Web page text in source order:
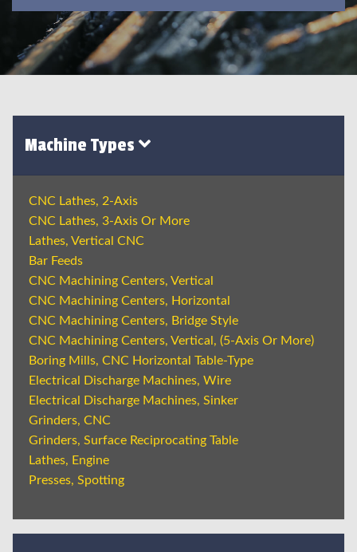
Machine Types
CNC Lathes, 2-Axis
CNC Lathes, 3-Axis Or More
Lathes, Vertical CNC
Bar Feeds
CNC Machining Centers, Vertical
CNC Machining Centers, Horizontal
CNC Machining Centers, Bridge Style
CNC Machining Centers, Vertical, (5-Axis Or More)
Boring Mills, CNC Horizontal Table-Type
Electrical Discharge Machines, Wire
Electrical Discharge Machines, Sinker
Grinders, CNC
Grinders, Surface Reciprocating Table
Lathes, Engine
Presses, Spotting